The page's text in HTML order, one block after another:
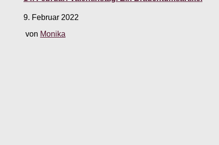
9. Februar 2022
von Monika